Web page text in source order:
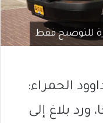
للتوضيح فقط
الحمراء:
6:23 صباحًا، ورد بلاغ إلى